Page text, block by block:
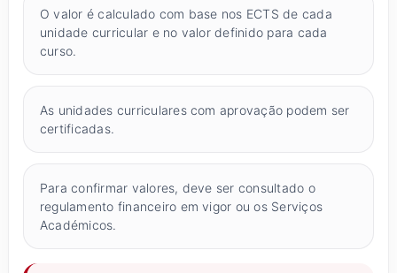
O valor é calculado com base nos ECTS de cada
unidade curricular e no valor definido para cada
curso.
As unidades curriculares com aprovação podem ser
certificadas.
Para confirmar valores, deve ser consultado o
regulamento financeiro em vigor ou os Serviços
Académicos.